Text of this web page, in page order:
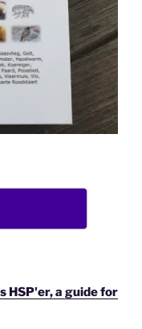
HSP'er, a guide for